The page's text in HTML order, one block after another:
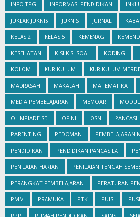
INFO TPG INFORMASI PENDIDIKAN
JUKLAK JUKNIS JUKNIS JURNAL
KELAS 2 KELAS 5 KEMENAG
KESEHATAN KISI KISI SOAL KODING
KOLOM KURIKULUM KURIKULUM
MADRASAH MAKALAH MATEMATIKA
MEDIA PEMBELAJARAN MEMOAR MODUL
OLIMPIADE SD OPINI OSN
PARENTING PEDOMAN PEMBELAJARAN
PENDIDIKAN PENDIDIKAN PANCASILA
PENILAIAN HARIAN PENILAIAN TENGAH
PERANGKAT PEMBELAJARAN PERATURAN
PMM PRAMUKA PTK PUISI
RPP RUMAH PENDIDIKAN SAINS